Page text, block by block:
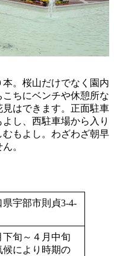
。桜山だけでなく園内
ちにベンチや休憩所な
はできます。正面駐車
し、西駐車場から入り
もよし。わざわざ朝早
。
県宇部市則貞3-4-
下旬～４月中旬
候により時期の